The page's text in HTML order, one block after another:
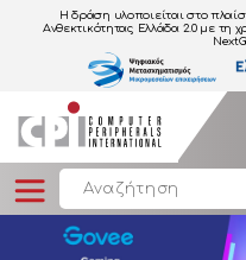
Η δράση υλοποιείται στο
Ανθεκτικότητας Ελλάδα 2.0με τη